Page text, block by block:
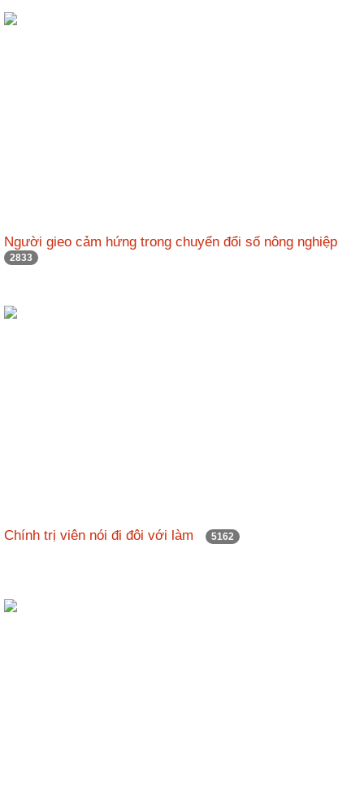
Người gieo cảm hứng trong chuyển đổi số nông nghiệp
2833
Chính trị viên nói đi đôi với làm 5162